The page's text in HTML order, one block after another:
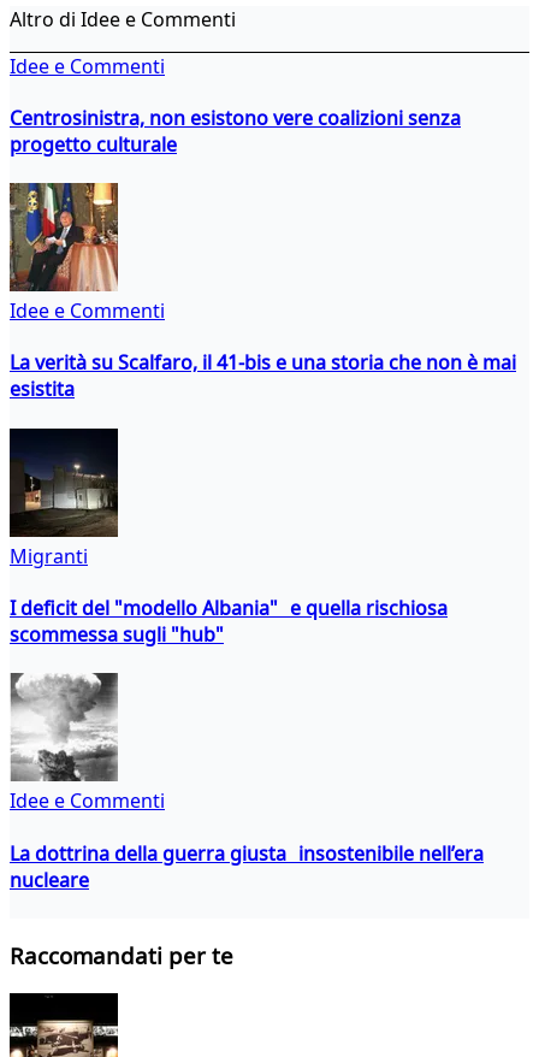
Altro di Idee e Commenti
Idee e Commenti
Centrosinistra, non esistono vere coalizioni senza
progetto culturale
Idee e Commenti
La verità su Scalfaro, il 41-bis e una storia che non è mai
esistita
Migranti
I deficit del "modello Albania" e quella rischiosa
scommessa sugli "hub"
Idee e Commenti
La dottrina della guerra giusta insostenibile nell’era
nucleare
Raccomandati per te